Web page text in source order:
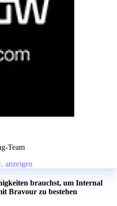
Team
anzeigen
brauchst, um Internal
Bravour zu bestehen